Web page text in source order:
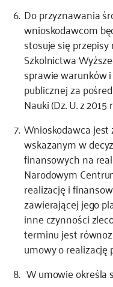
Do przyznawania
wnioskodawcom
stosuje się
Szkolnictwa
sprawie warunków
publicznej za
Nauki (Dz. U. z 2015
Wnioskodawca
wskazanym w
finansowych na
Narodowym
realizację i
zawierającej jego
inne czynności
terminu jest
umowy o realizację
W umowie określa